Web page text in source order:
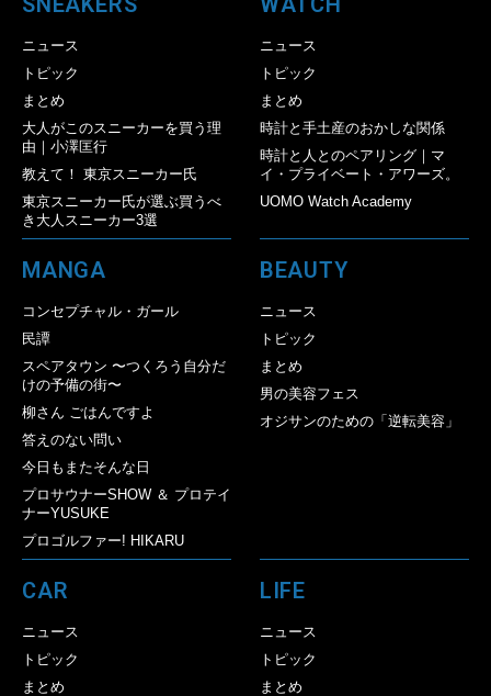
ニュース
トピック
まとめ
大人がこのスニーカーを買う理
由｜小澤匡行
教えて！ 東京スニーカー氏
東京スニーカー氏が選ぶ買うべ
き大人スニーカー3選
ニュース
トピック
まとめ
時計と手土産のおかしな関係
時計と人とのペアリング｜マ
イ・プライベート・アワーズ。
UOMO Watch Academy
MANGA
コンセプチャル・ガール
民譚
スペアタウン 〜つくろう自分だ
けの予備の街〜
柳さん ごはんですよ
答えのない問い
今日もまたそんな日
プロサウナーSHOW ＆ プロテイ
ナーYUSUKE
プロゴルファー! HIKARU
BEAUTY
ニュース
トピック
まとめ
男の美容フェス
オジサンのための「逆転美容」
CAR
ニュース
トピック
まとめ
LIFE
ニュース
トピック
まとめ